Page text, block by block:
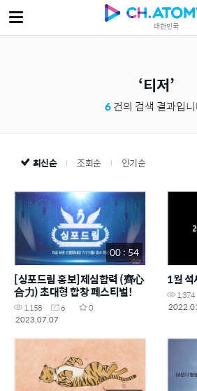
대한민국
티저
6건의 검색 결과입
최신순 조회순 인기순
00 : 54
[싱포드림 홍보]제심합력 (齊心
合力) 초대형 합창 페스티벌!
1,158 6
0
2023.07.07
1월 석
1,374